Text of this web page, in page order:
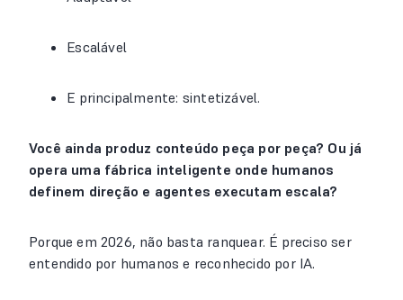
Escalável
E principalmente: sintetizável.
Você ainda produz conteúdo peça por peça? Ou já
opera uma fábrica inteligente onde humanos
definem direção e agentes executam escala?
Porque em 2026, não basta ranquear. É preciso ser
entendido por humanos e reconhecido por IA.